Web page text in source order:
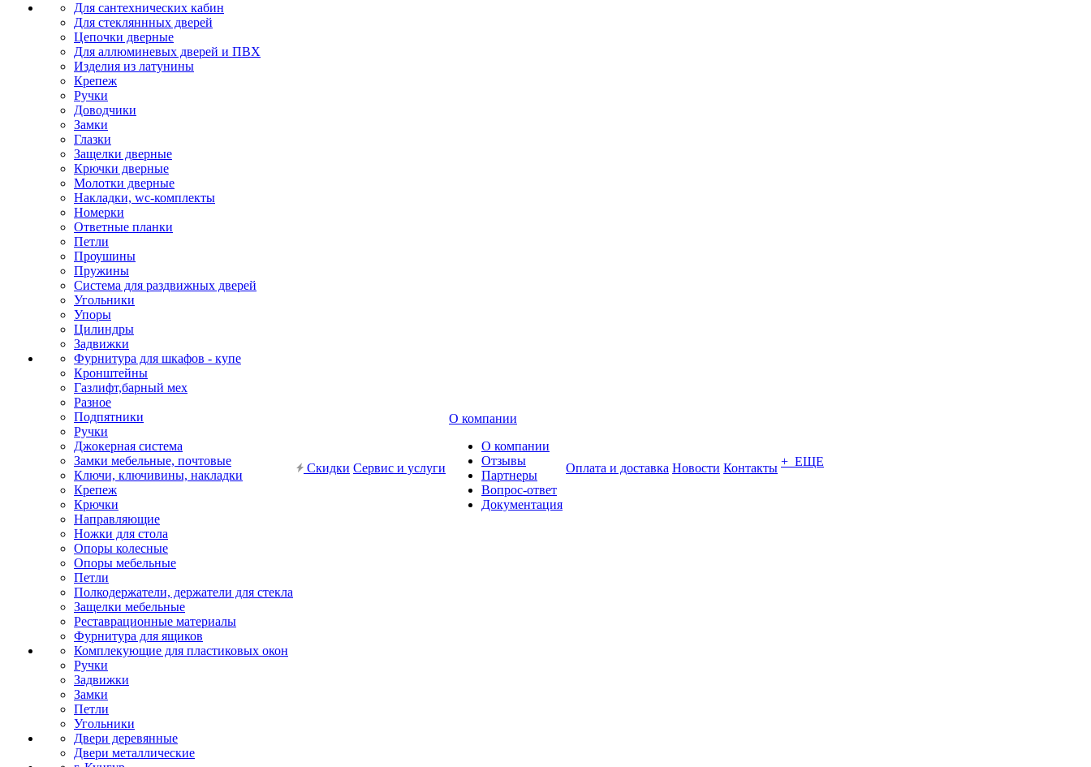
Для сантехнических кабин
Для стекляннных дверей
Цепочки дверные
Для аллюминевых дверей и ПВХ
Изделия из латунины
Крепеж
Ручки
Доводчики
Замки
Глазки
Защелки дверные
Крючки дверные
Молотки дверные
Накладки, wc-комплекты
Номерки
Ответные планки
Петли
Проушины
Пружины
Система для раздвижных дверей
Угольники
Упоры
Цилиндры
Задвижки
Фурнитура для шкафов - купе
Кронштейны
Газлифт,барный мех
Разное
Подпятники
Ручки
Джокерная система
Замки мебельные, почтовые
Ключи, ключивины, накладки
Крепеж
Крючки
Направляющие
Ножки для стола
Опоры колесные
Опоры мебельные
Петли
Полкодержатели, держатели для стекла
Защелки мебельные
Реставрационные материалы
Фурнитура для ящиков
Комплекующие для пластиковых окон
Ручки
Задвижки
Замки
Петли
Угольники
Двери деревянные
Двери металлические
Скидки Сервис и услуги
О компании
О компании
Отзывы
Партнеры
Вопрос-ответ
Документация
Оплата и доставка Новости Контакты + ЕЩЕ